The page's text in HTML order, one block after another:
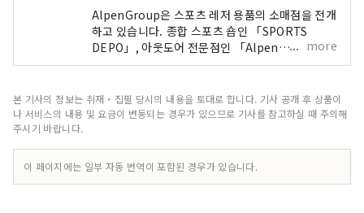
AlpenGroup은 스포츠 레저 용품의 소매점을 전개
하고 있습니다. 종합 스포츠 숍인 「SPORTS
DEPO」, 아웃도어 전문점인 「Alpen
Outdoors」, 골프 전문점인 「GOLF5」를 전국
패션성이 높은 의류나 슈즈를 풍부하게 갖추고, 스
포츠를 하는 모든 손님에게 만족하실 수 있는 구색
more
본 기사의 정보는 취재・집필 당시의 내용을 토대로 합니다. 기사 공개 후 상품이
나 서비스의 내용 및 요금이 변동되는 경우가 있으므로 기사를 참고하실 때 주의해
주시기 바랍니다.
이 페이지에는 일부 자동 번역이 포함된 경우가 있습니다.